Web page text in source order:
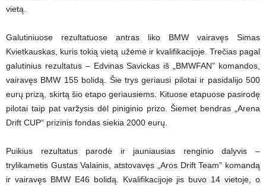
vietą.
Galutiniuose rezultatuose antras liko BMW vairavęs Simas
Kvietkauskas, kuris tokią vietą užėmė ir kvalifikacijoje. Trečias pagal
galutinius rezultatus – Edvinas Savickas iš „BMWFAN” komandos,
vairavęs BMW 155 bolidą. Šie trys geriausi pilotai ir pasidalijo 500
eurų prizą, skirtą šio etapo geriausiems. Kituose etapuose pasirodę
pilotai taip pat varžysis dėl piniginio prizo. Šiemet bendras „Arena
Drift CUP“ prizinis fondas siekia 2000 eurų.
Puikius rezultatus parodė ir jauniausias renginio dalyvis –
trylikametis Gustas Valainis, atstovavęs „Aros Drift Team” komandą
ir vairavęs BMW E46 bolidą. Kvalifikacijoje jis buvo 14 vietoje, o